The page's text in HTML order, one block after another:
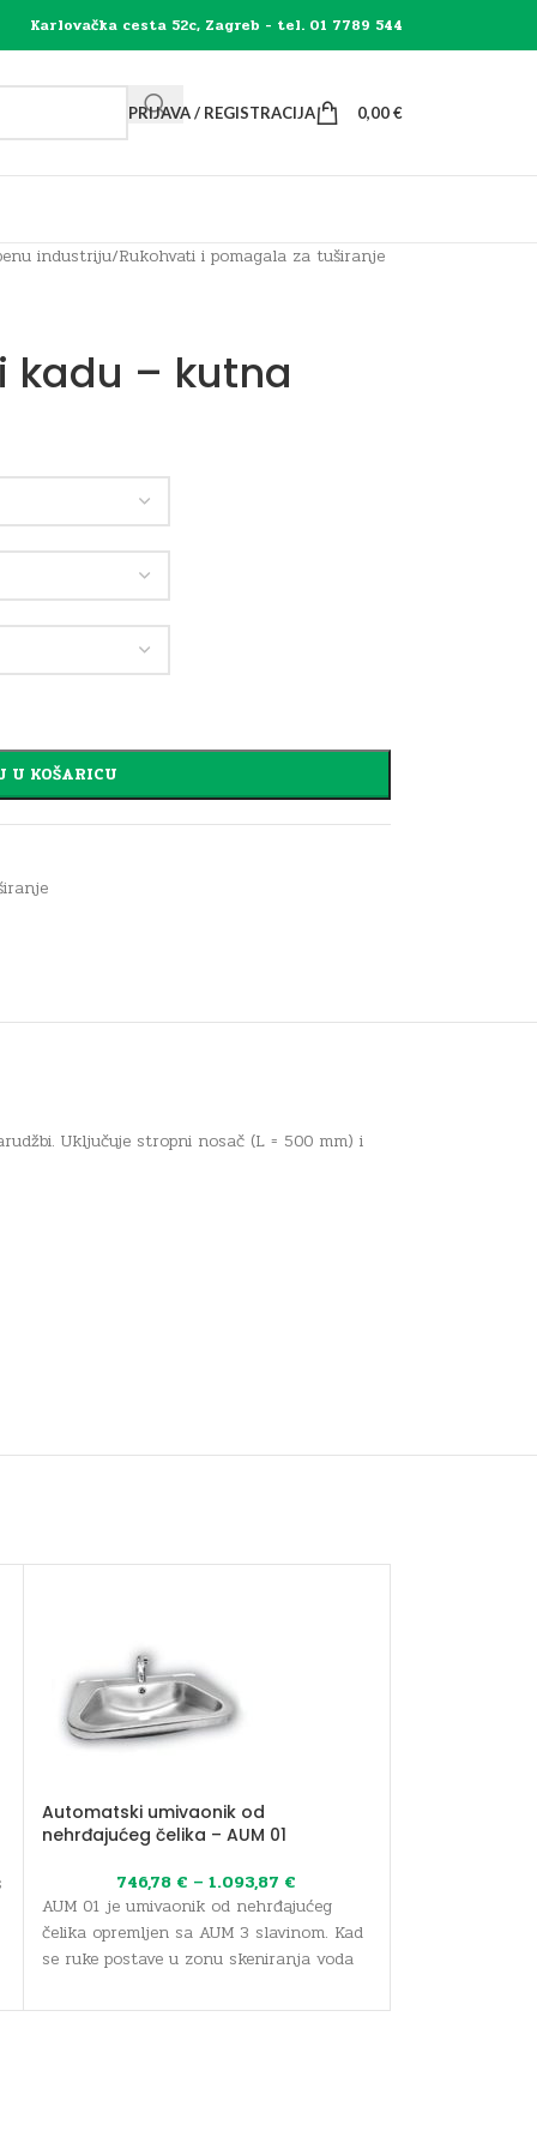
Karlovačka cesta 52c, Zagreb - tel. 01 7789 544
PRIJAVA / REGISTRACIJA 0,00€
industriju/Rukohvati i pomagala za tuširanje
kadu – kutna
U KOŠARICU
Uključuje stropni nosač (L = 500 mm) i
Automatski umivaonik od
nehrđajućeg čelika – AUM 01
746,78 € – 1.093,87 €
AUM 01 je umivaonik od nehrđajućeg
čelika opremljen sa AUM 3 slavinom. Kad
se ruke postave u zonu skeniranja voda